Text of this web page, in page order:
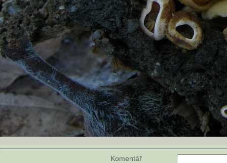
Komentář